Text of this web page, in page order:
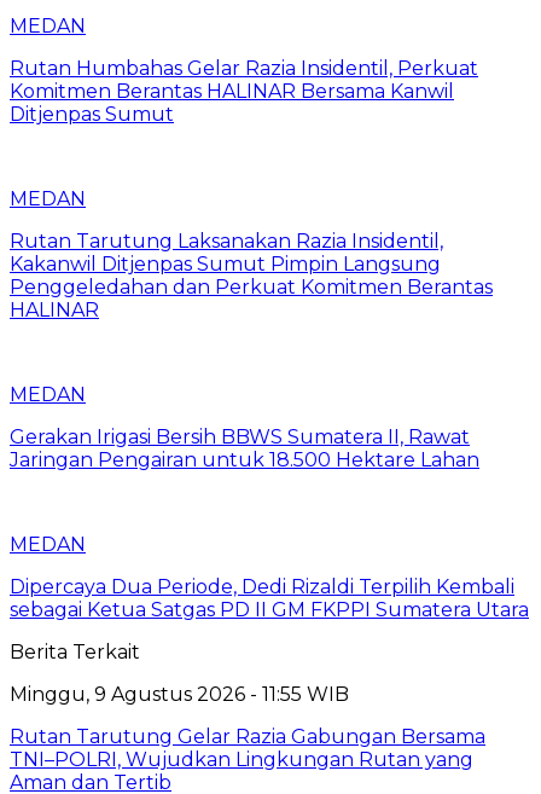
MEDAN
Rutan Humbahas Gelar Razia Insidentil, Perkuat
Komitmen Berantas HALINAR Bersama Kanwil
Ditjenpas Sumut
MEDAN
Rutan Tarutung Laksanakan Razia Insidentil,
Kakanwil Ditjenpas Sumut Pimpin Langsung
Penggeledahan dan Perkuat Komitmen Berantas
HALINAR
MEDAN
Gerakan Irigasi Bersih BBWS Sumatera II, Rawat
Jaringan Pengairan untuk 18.500 Hektare Lahan
MEDAN
Dipercaya Dua Periode, Dedi Rizaldi Terpilih Kembali
sebagai Ketua Satgas PD II GM FKPPI Sumatera Utara
Berita Terkait
Minggu, 9 Agustus 2026 - 11:55 WIB
Rutan Tarutung Gelar Razia Gabungan Bersama
TNI–POLRI, Wujudkan Lingkungan Rutan yang
Aman dan Tertib